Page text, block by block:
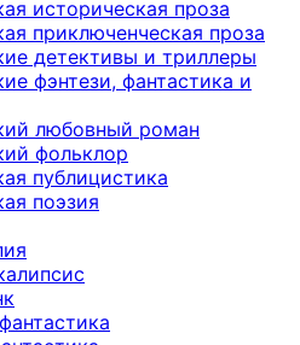
историческая проза
приключенческая проза
детективы и триллеры
фэнтези, фантастика и
любовный роман
фольклор
публицистика
поэзия